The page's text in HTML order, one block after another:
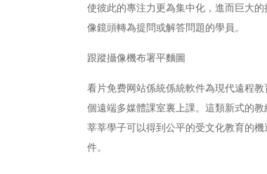
使彼此的專注力更為集中化，進而巨大
像鏡頭轉為提問或解答問題的學員。
跟蹤攝像機布署平麵圖
看片免费网站係統係統軟件為現代遠程
個遠端多媒體課室裏上課。這類新式的
莘莘學子可以得到公平的受文化教育的
件。